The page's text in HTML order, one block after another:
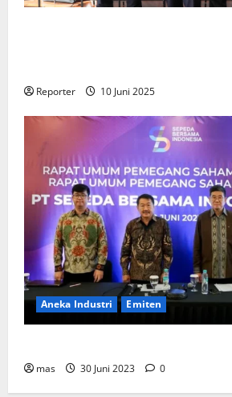
Reporter 10 Juni 2025
Aneka Industri Emiten
mas 30 Juni 2023 0